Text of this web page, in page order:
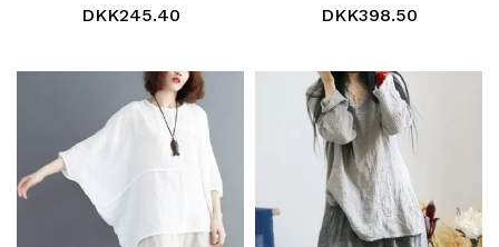
DKK245.40
DKK398.50